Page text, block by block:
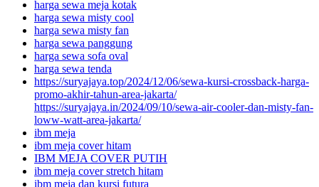
harga sewa meja kotak
harga sewa misty cool
harga sewa misty fan
harga sewa panggung
harga sewa sofa oval
harga sewa tenda
https://suryajaya.top/2024/12/06/sewa-kursi-crossback-harga-
promo-akhir-tahun-area-jakarta/
https://suryajaya.in/2024/09/10/sewa-air-cooler-dan-misty-fan-
loww-watt-area-jakarta/
ibm meja
ibm meja cover hitam
IBM MEJA COVER PUTIH
ibm meja cover stretch hitam
ibm meja dan kursi futura